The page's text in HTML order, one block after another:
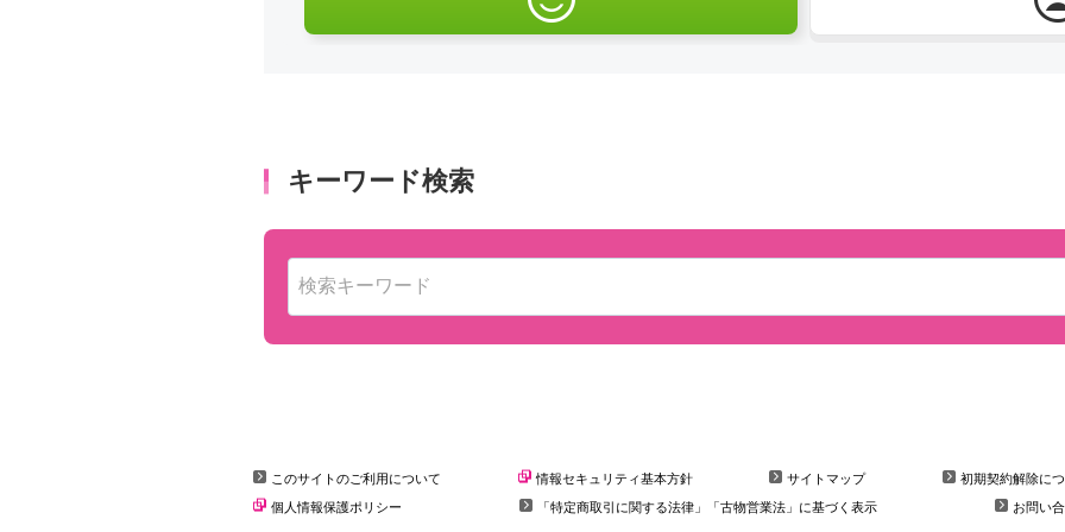
このサイトのご利用について 情報セキュリティ基本方針 サイトマップ
初期契約解除に
個人情報保護ポリシー
「特定商取引に関する法律」「古物営業法」に基づく表示 お問い